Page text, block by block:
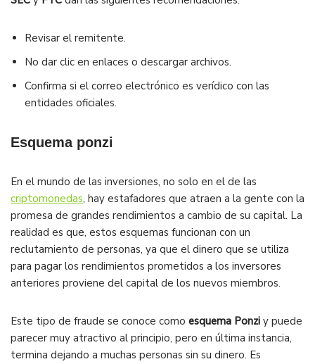
Revisar el remitente.
No dar clic en enlaces o descargar archivos.
Confirma si el correo electrónico es verídico con las
entidades oficiales.
Esquema ponzi
En el mundo de las inversiones, no solo en el de las
criptomonedas, hay estafadores que atraen a la gente con la
promesa de grandes rendimientos a cambio de su capital. La
realidad es que, estos esquemas funcionan con un
reclutamiento de personas, ya que el dinero que se utiliza
para pagar los rendimientos prometidos a los inversores
anteriores proviene del capital de los nuevos miembros.
Este tipo de fraude se conoce como esquema Ponzi y puede
parecer muy atractivo al principio, pero en última instancia,
termina dejando a muchas personas sin su dinero. Es